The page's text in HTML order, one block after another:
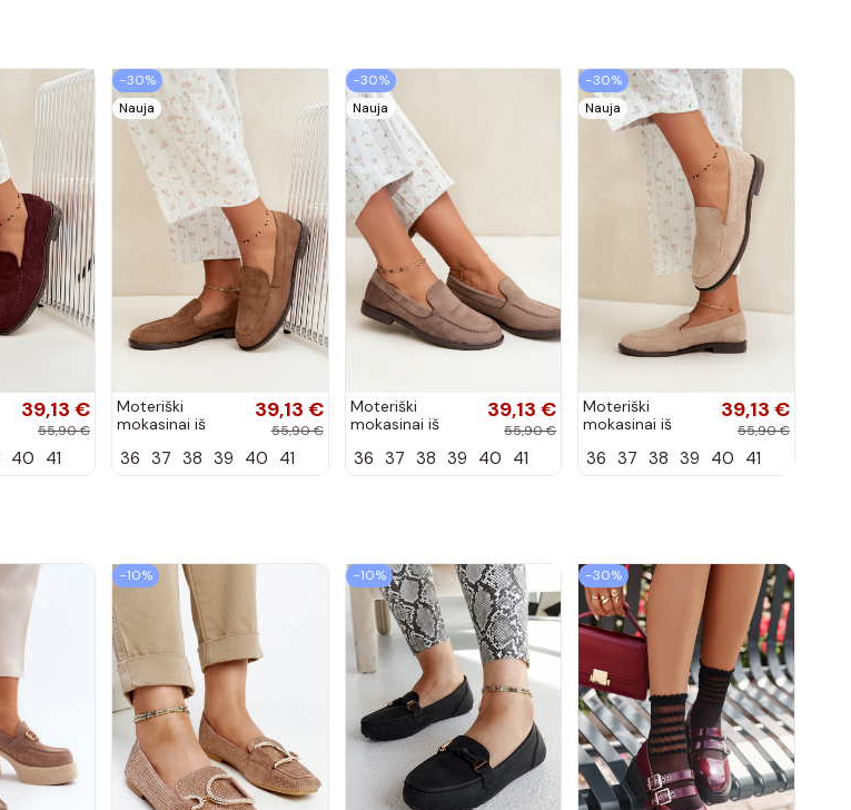
39,13 €
55,90 €
40 41
−30%
Nauja
Moteriški
mokasinai iš
zomšos, rudos
39,13 €
55,90 €
36 37 38 39 40 41
−30%
Nauja
Moteriški
mokasinai iš
zomšos, molio
39,13 €
55,90 €
36 37 38 39 40 41
−30%
Nauja
Moteriški
mokasinai iš
zomšos, smėlio
39,13 €
55,90 €
36 37 38 39 40 41
−10% −10% −30%